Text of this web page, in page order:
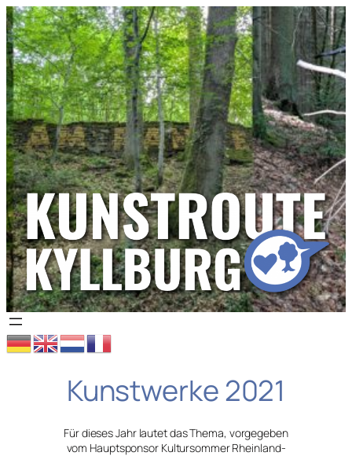
Kunstwerke 2021
Für dieses Jahr lautet das Thema, vorgegeben
vom Hauptsponsor Kultursommer Rheinland-